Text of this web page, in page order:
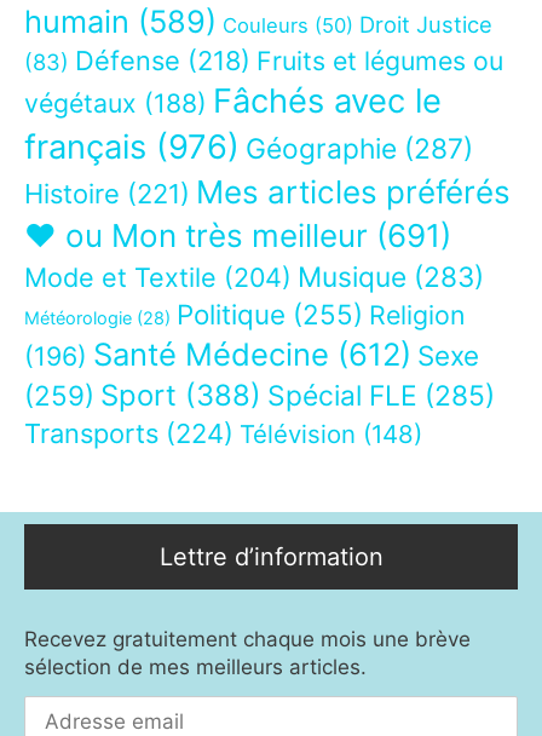
humain (589) Couleurs (50) Droit Justice
(83) Défense (218) Fruits et légumes ou
végétaux (188) Fâchés avec le
français (976) Géographie (287)
Histoire (221) Mes articles préférés
❤ ou Mon très meilleur (691)
Mode et Textile (204) Musique (283)
Météorologie (28) Politique (255) Religion
(196) Santé Médecine (612) Sexe
(259) Sport (388) Spécial FLE (285)
Transports (224) Télévision (148)
Lettre d’information
Recevez gratuitement chaque mois une brève
sélection de mes meilleurs articles.